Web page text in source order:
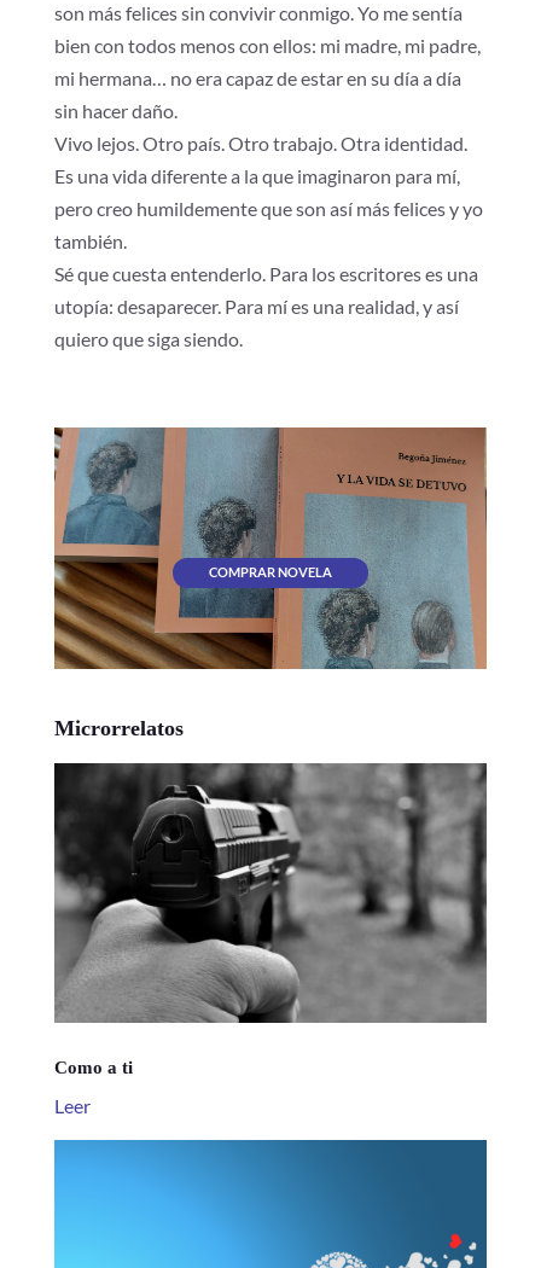
son más felices sin convivir conmigo. Yo me sentía
bien con todos menos con ellos: mi madre, mi padre,
mi hermana… no era capaz de estar en su día a día
sin hacer daño.
Vivo lejos. Otro país. Otro trabajo. Otra identidad.
Es una vida diferente a la que imaginaron para mí,
pero creo humildemente que son así más felices y yo
también.
Sé que cuesta entenderlo. Para los escritores es una
utopía: desaparecer. Para mí es una realidad, y así
quiero que siga siendo.
COMPRAR NOVELA
Microrrelatos
Como a ti
Leer